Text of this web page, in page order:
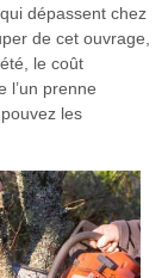
dépassent chez
de cet ouvrage,
le coût
l’un prenne
les